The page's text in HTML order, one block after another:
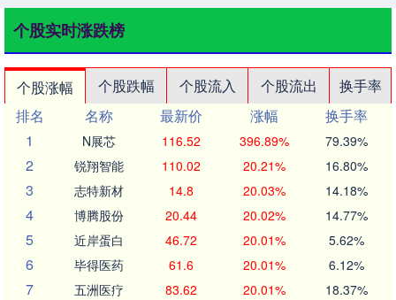
个股实时涨跌榜
个股涨幅 个股跌幅 个股流入 个股流出
换手率
排名
名称 最新价 涨幅
换手率
1
N展芯 116.52 396.89% 79.39%
2 锐翔智能 110.02 20.21% 16.80%
3 志特新材 14.8 20.03% 14.18%
4 博腾股份 20.44 20.02% 14.77%
5 近岸蛋白 46.72 20.01% 5.62%
6 毕得医药 61.6 20.01% 6.12%
7 五洲医疗 83.62 20.01% 18.37%